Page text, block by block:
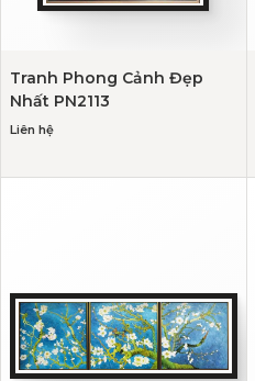
Tranh Phong Cảnh Đẹp
Nhất PN2113
Liên hệ